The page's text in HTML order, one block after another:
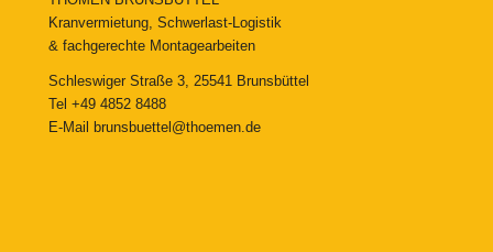
Kranvermietung, Schwerlast-Logistik
& fachgerechte Montagearbeiten
Schleswiger Straße 3, 25541 Brunsbüttel
Tel +49 4852 8488
E-Mail
brunsbuettel@thoemen.de